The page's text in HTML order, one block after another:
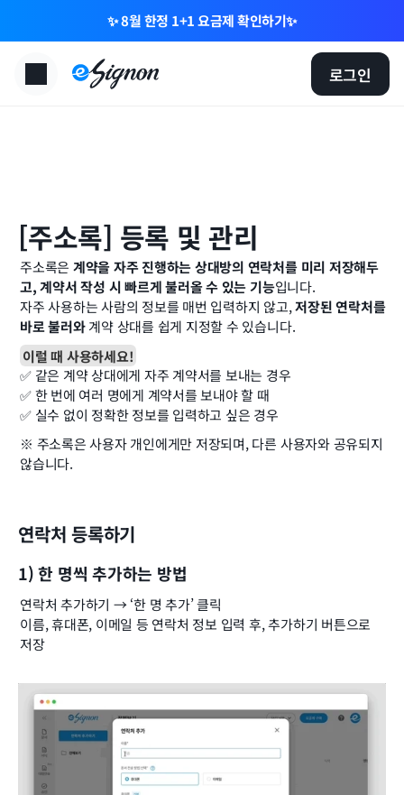
✨ 8월 한정 1+1 요금제 확인하기✨
로그인
[주소록] 등록 및 관리
주소록은 계약을 자주 진행하는 상대방의 연락처를 미리 저장해두
고, 계약서 작성 시 빠르게 불러올 수 있는 기능입니다.
자주 사용하는 사람의 정보를 매번 입력하지 않고, 저장된 연락처를
바로 불러와 계약 상대를 쉽게 지정할 수 있습니다.
이럴 때 사용하세요!
✅ 같은 계약 상대에게 자주 계약서를 보내는 경우
✅ 한 번에 여러 명에게 계약서를 보내야 할 때
✅ 실수 없이 정확한 정보를 입력하고 싶은 경우
※ 주소록은 사용자 개인에게만 저장되며, 다른 사용자와 공유되지
않습니다.
연락처 등록하기
1) 한 명씩 추가하는 방법
연락처 추가하기 → ‘한 명 추가’ 클릭
이름, 휴대폰, 이메일 등 연락처 정보 입력 후, 추가하기 버튼으로
저장